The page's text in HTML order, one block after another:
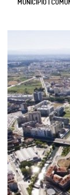
MUNICIPIO |